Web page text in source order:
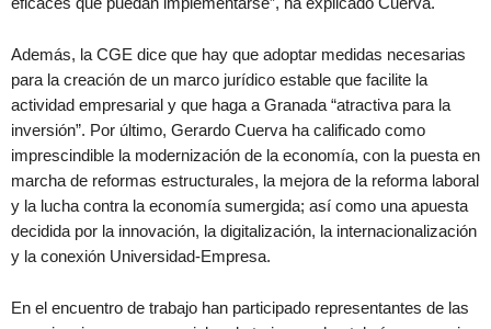
Además, la CGE dice que hay que adoptar medidas necesarias
para la creación de un marco jurídico estable que facilite la
actividad empresarial y que haga a Granada “atractiva para la
inversión”. Por último, Gerardo Cuerva ha calificado como
imprescindible la modernización de la economía, con la puesta en
marcha de reformas estructurales, la mejora de la reforma laboral
y la lucha contra la economía sumergida; así como una apuesta
decidida por la innovación, la digitalización, la internacionalización
y la conexión Universidad-Empresa.
En el encuentro de trabajo han participado representantes de las